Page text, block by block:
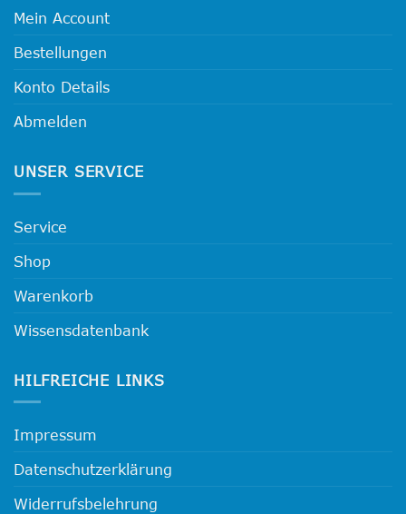
Mein Account
Bestellungen
Konto Details
Abmelden
UNSER SERVICE
Service
Shop
Warenkorb
Wissensdatenbank
HILFREICHE LINKS
Impressum
Datenschutzerklärung
Widerrufsbelehrung